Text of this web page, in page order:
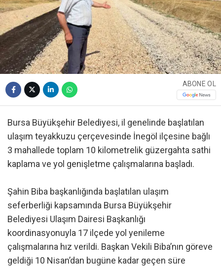
ABONE OL
Bursa Büyükşehir Belediyesi, il genelinde başlatılan
ulaşım teyakkuzu çerçevesinde İnegöl ilçesine bağlı
3 mahallede toplam 10 kilometrelik güzergahta sathi
kaplama ve yol genişletme çalışmalarına başladı.
Şahin Biba başkanlığında başlatılan ulaşım
seferberliği kapsamında Bursa Büyükşehir
Belediyesi Ulaşım Dairesi Başkanlığı
koordinasyonuyla 17 ilçede yol yenileme
çalışmalarına hız verildi. Başkan Vekili Biba’nın göreve
geldiği 10 Nisan’dan bugüne kadar geçen süre